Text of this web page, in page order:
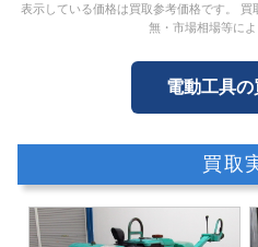
表示している価格は買取参考価格です。
無・市場相場等によ
電動工具
買取